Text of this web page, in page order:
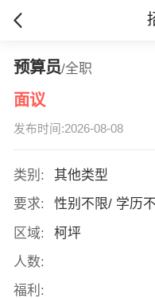
预算员/全职
面议
发布时间:2026-08-08
类别:
其他类型
要求:
性别不限/ 学历
区域:
柯坪
人数:
福利: